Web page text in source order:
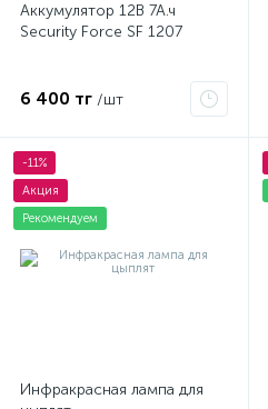
Аккумулятор 12В 7А.ч
Security Force SF 1207
6 400 тг /шт
-11%
Акция
Рекомендуем
Инфракрасная лампа для